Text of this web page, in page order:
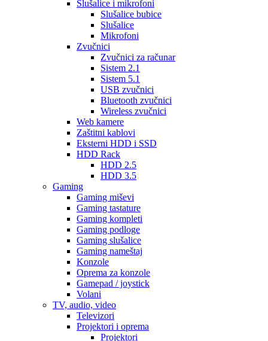
Slušalice i mikrofoni
Slušalice bubice
Slušalice
Mikrofoni
Zvučnici
Zvučnici za računar
Sistem 2.1
Sistem 5.1
USB zvučnici
Bluetooth zvučnici
Wireless zvučnici
Web kamere
Zaštitni kablovi
Eksterni HDD i SSD
HDD Rack
HDD 2.5
HDD 3.5
Gaming
Gaming miševi
Gaming tastature
Gaming kompleti
Gaming podloge
Gaming slušalice
Gaming nameštaj
Konzole
Oprema za konzole
Gamepad / joystick
Volani
TV, audio, video
Televizori
Projektori i oprema
Projektori